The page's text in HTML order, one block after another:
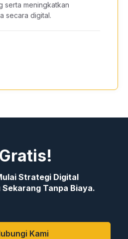
serta meningkatkan
secara digital.
Strategi Digital
Tanpa Biaya.
Kami